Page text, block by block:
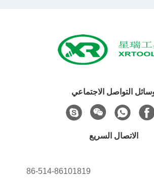
التواصل الاجتماعي
الاتصال السريع
86-514-86101819